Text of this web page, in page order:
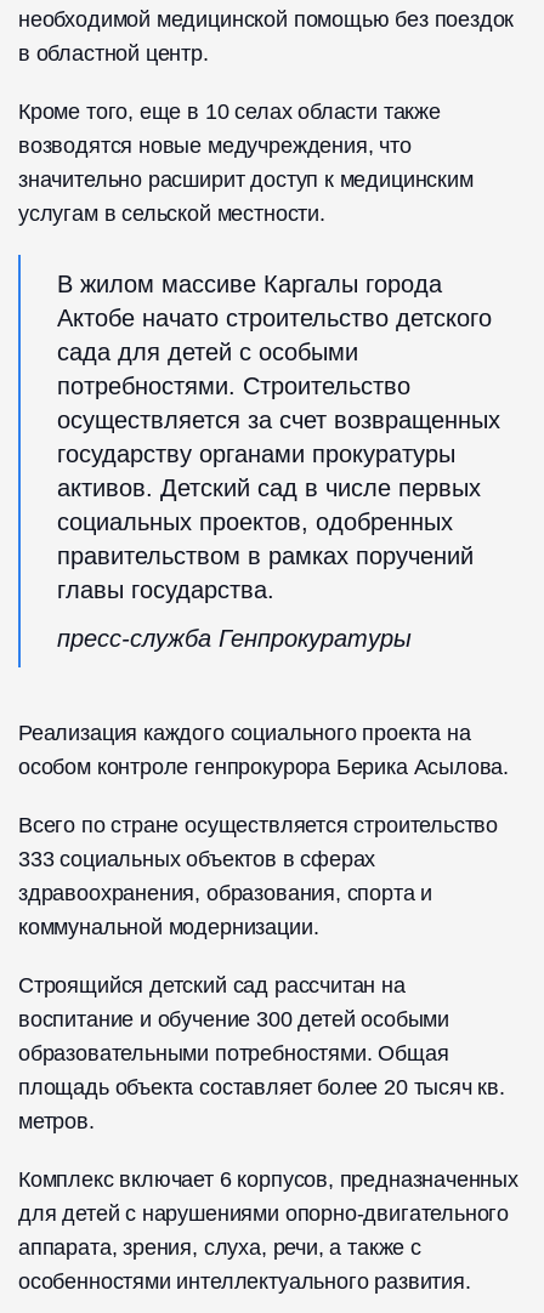
необходимой медицинской помощью без поездок
в областной центр.
Кроме того, еще в 10 селах области также
возводятся новые медучреждения, что
значительно расширит доступ к медицинским
услугам в сельской местности.
В жилом массиве Каргалы города
Актобе начато строительство детского
сада для детей с особыми
потребностями. Строительство
осуществляется за счет возвращенных
государству органами прокуратуры
активов. Детский сад в числе первых
социальных проектов, одобренных
правительством в рамках поручений
главы государства.
пресс-служба Генпрокуратуры
Реализация каждого социального проекта на
особом контроле генпрокурора Берика Асылова.
Всего по стране осуществляется строительство
333 социальных объектов в сферах
здравоохранения, образования, спорта и
коммунальной модернизации.
Строящийся детский сад рассчитан на
воспитание и обучение 300 детей особыми
образовательными потребностями. Общая
площадь объекта составляет более 20 тысяч кв.
метров.
Комплекс включает 6 корпусов, предназначенных
для детей с нарушениями опорно-двигательного
аппарата, зрения, слуха, речи, а также с
особенностями интеллектуального развития.